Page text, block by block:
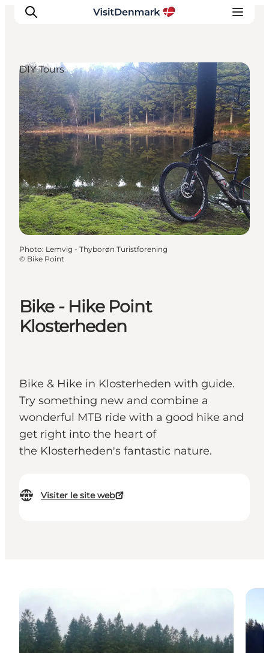
Inspirations
Destinations
Quoi faire
Hébergements
Planifiez votre voyage
Bike - Hike Point
Klosterheden
Bike & Hike in Klosterheden with guide.
Try something new and combine a
wonderful MTB ride with a good hike and
get right into the heart of
the Klosterheden's fantastic nature.
Visiter le site web
DIY Tours
Photo: Lemvig - Thyborøn Turistforening
© Bike Point